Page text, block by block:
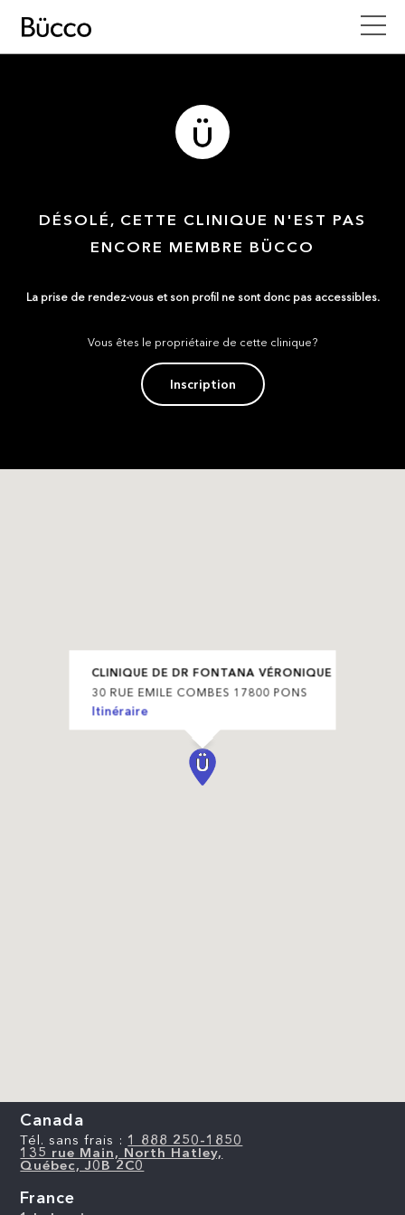
DÉSOLÉ, CETTE CLINIQUE N'EST PAS
ENCORE MEMBRE BÜCCO
La prise de rendez-vous et son profil ne sont donc pas accessibles.
Vous êtes le propriétaire de cette clinique?
Inscription
CLINIQUE DE DR FONTANA VÉRONIQUE
30 RUE EMILE COMBES 17800 PONS
Itinéraire
Canada
Tél. sans frais : 1 888 250-1850
135 rue Main, North Hatley,
Québec, J0B 2C0
France